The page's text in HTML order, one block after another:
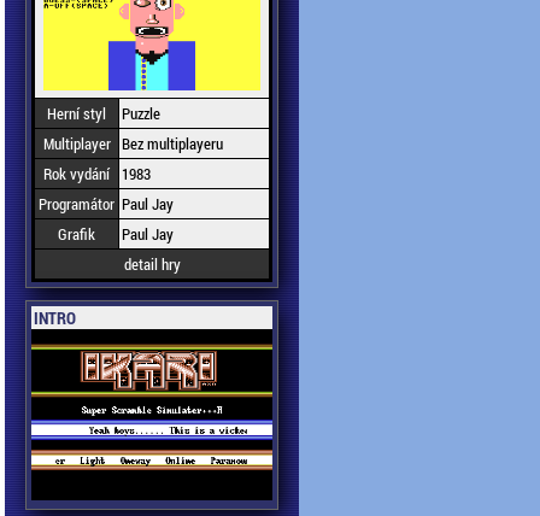
Herní styl
Puzzle
Multiplayer Bez multiplayeru
Rok vydání
1983
Programátor Paul Jay
Grafik
Paul Jay
detail hry
INTRO